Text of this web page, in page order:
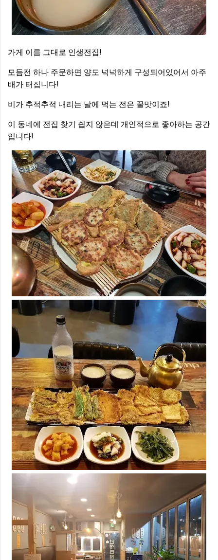
가게 이름 그대로 인생전집!
모듬전 하나 주문하면 양도 넉넉하게 구성되어있어서 아주
배가 터집니다!
비가 추적추적 내리는 날에 먹는 전은 꿀맛이죠!
이 동네에 전집 찾기 쉽지 않은데 개인적으로 좋아하는 공간
입니다!